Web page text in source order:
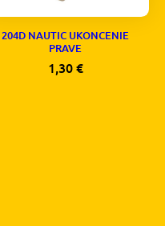
204D NAUTIC UKONCENIE
PRAVE
1,30 €